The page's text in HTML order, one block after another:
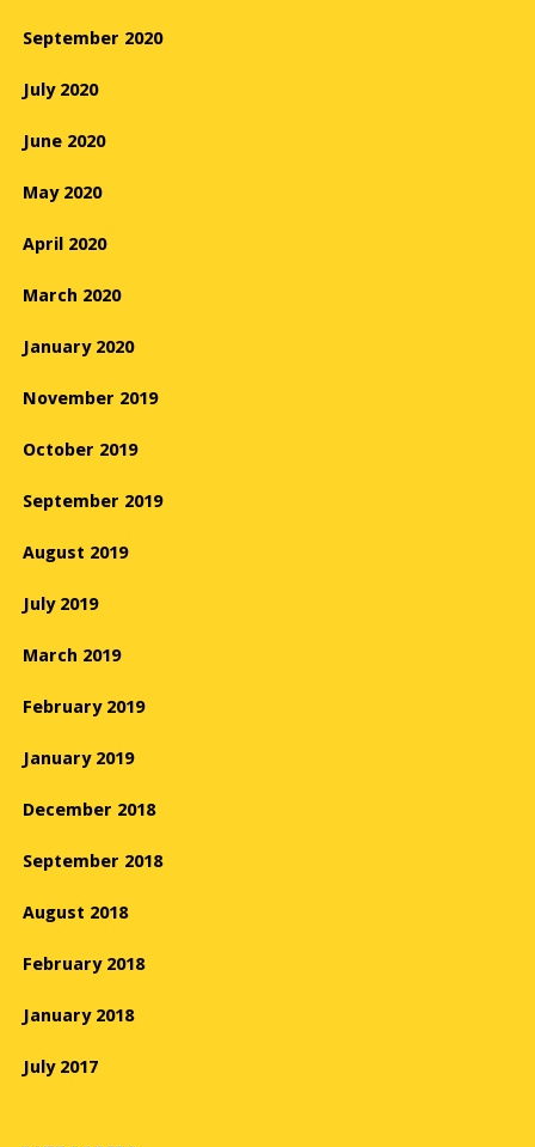
September 2020
July 2020
June 2020
May 2020
April 2020
March 2020
January 2020
November 2019
October 2019
September 2019
August 2019
July 2019
March 2019
February 2019
January 2019
December 2018
September 2018
August 2018
February 2018
January 2018
July 2017